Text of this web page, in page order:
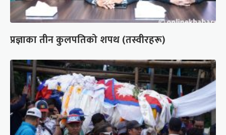
प्रज्ञाका तीन कुलपतिको शपथ (तस्वीरहरू)